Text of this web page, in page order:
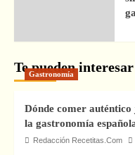
Te pueden interesar
Gastronomía
Dónde comer
la gastronomía
Redacción Recetitas.Com